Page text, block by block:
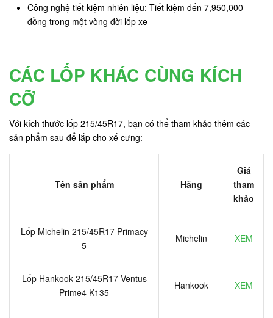
Công nghệ tiết kiệm nhiên liệu: Tiết kiệm đến 7,950,000
đồng trong một vòng đời lốp xe
CÁC LỐP KHÁC CÙNG KÍCH
CỠ
Với kích thước lốp 215/45R17, bạn có thể tham khảo thêm các
sản phẩm sau để lắp cho xế cưng:
Tên sản phẩm Hãng
Giá
tham
khảo
Lốp Michelin 215/45R17 Primacy
5
Michelin XEM
Lốp Hankook 215/45R17 Ventus
Prime4 K135
Hankook XEM